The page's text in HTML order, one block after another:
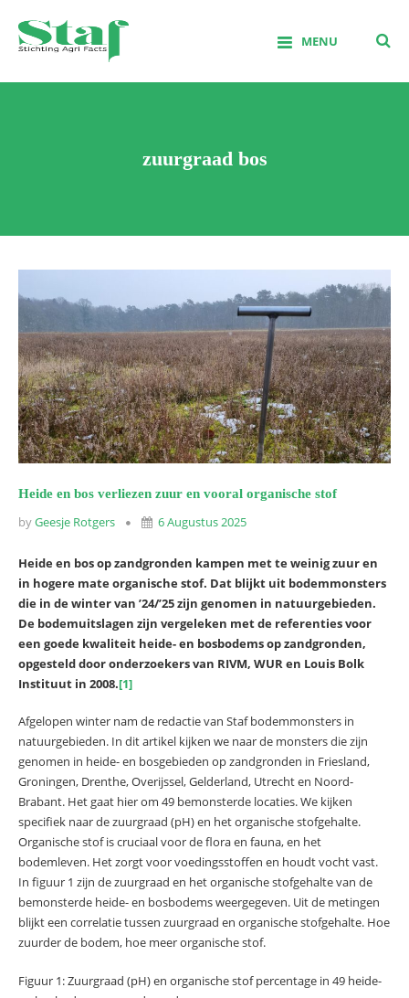
content
MENU
zuurgraad bos
Heide en bos verliezen zuur en vooral organische stof
byGeesje Rotgers 6 Augustus 2025
Heide en bos op zandgronden kampen met te weinig zuur en
in hogere mate organische stof. Dat blijkt uit bodemmonsters
die in de winter van ’24/’25 zijn genomen in natuurgebieden.
De bodemuitslagen zijn vergeleken met de referenties voor
een goede kwaliteit heide- en bosbodems op zandgronden,
opgesteld door onderzoekers van RIVM, WUR en Louis Bolk
Instituut in 2008.[1]
Afgelopen winter nam de redactie van Staf bodemmonsters in
natuurgebieden. In dit artikel kijken we naar de monsters die zijn
genomen in heide- en bosgebieden op zandgronden in Friesland,
Groningen, Drenthe, Overijssel, Gelderland, Utrecht en Noord-
Brabant. Het gaat hier om 49 bemonsterde locaties. We kijken
specifiek naar de zuurgraad (pH) en het organische stofgehalte.
Organische stof is cruciaal voor de flora en fauna, en het
bodemleven. Het zorgt voor voedingsstoffen en houdt vocht vast.
In figuur 1 zijn de zuurgraad en het organische stofgehalte van de
bemonsterde heide- en bosbodems weergegeven. Uit de metingen
blijkt een correlatie tussen zuurgraad en organische stofgehalte. Hoe
zuurder de bodem, hoe meer organische stof.
Figuur 1: Zuurgraad (pH) en organische stof percentage in 49 heide-